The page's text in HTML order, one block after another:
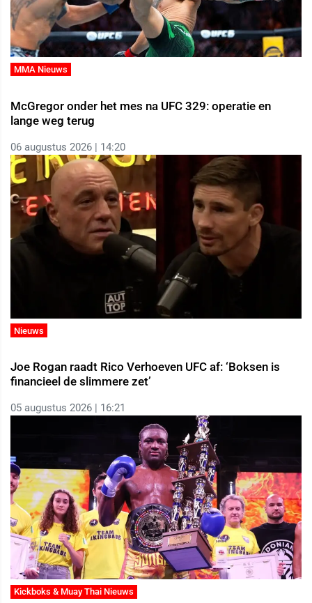
MMA Nieuws
McGregor onder het mes na UFC 329: operatie en
lange weg terug
06 augustus 2026 | 14:20
Nieuws
Joe Rogan raadt Rico Verhoeven UFC af: ‘Boksen is
financieel de slimmere zet’
05 augustus 2026 | 16:21
Kickboks & Muay Thai Nieuws